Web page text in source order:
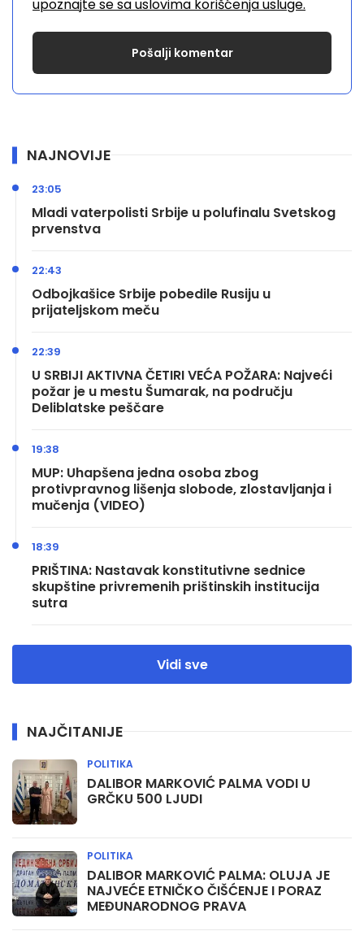
upoznajte se sa uslovima korišćenja usluge.
NAJNOVIJE
Mladi vaterpolisti Srbije u polufinalu Svetskog
prvenstva
23:05
Odbojkašice Srbije pobedile Rusiju u
prijateljskom meču
22:43
U SRBIJI AKTIVNA ČETIRI VEĆA POŽARA: Najveći
požar je u mestu Šumarak, na području
Deliblatske peščare
22:39
MUP: Uhapšena jedna osoba zbog
protivpravnog lišenja slobode, zlostavljanja i
mučenja (VIDEO)
19:38
PRIŠTINA: Nastavak konstitutivne sednice
skupštine privremenih prištinskih institucija
sutra
18:39
Vidi sve
NAJČITANIJE
DALIBOR MARKOVIĆ PALMA VODI U
GRČKU 500 LJUDI
POLITIKA
DALIBOR MARKOVIĆ PALMA: OLUJA JE
NAJVEĆE ETNIČKO ČIŠĆENJE I PORAZ
MEĐUNARODNOG PRAVA
POLITIKA